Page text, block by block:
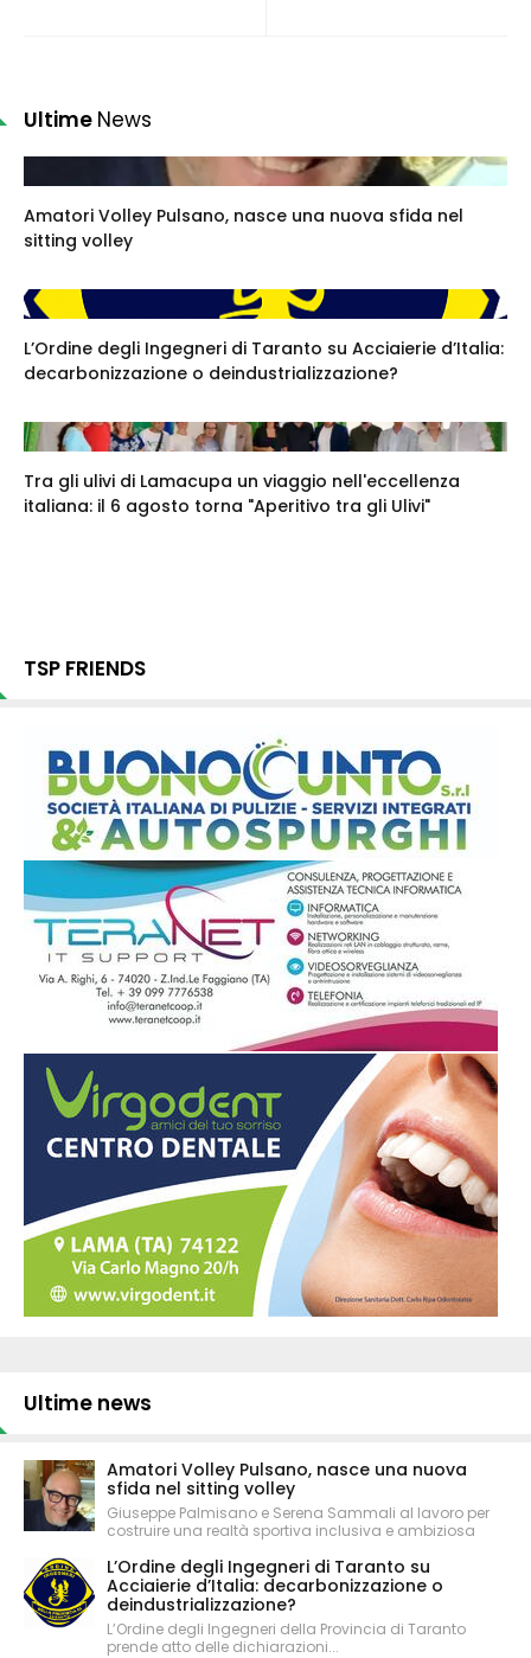
Ultime News
Amatori Volley Pulsano, nasce una nuova sfida nel
sitting volley
L’Ordine degli Ingegneri di Taranto su Acciaierie d’Italia:
decarbonizzazione o deindustrializzazione?
Tra gli ulivi di Lamacupa un viaggio nell'eccellenza
italiana: il 6 agosto torna "Aperitivo tra gli Ulivi"
TSP FRIENDS
Ultime news
Amatori Volley Pulsano, nasce una nuova
sfida nel sitting volley
Giuseppe Palmisano e Serena Sammali al lavoro per
costruire una realtà sportiva inclusiva e ambiziosa
L’Ordine degli Ingegneri di Taranto su
Acciaierie d’Italia: decarbonizzazione o
deindustrializzazione?
L’Ordine degli Ingegneri della Provincia di Taranto
prende atto delle dichiarazioni...